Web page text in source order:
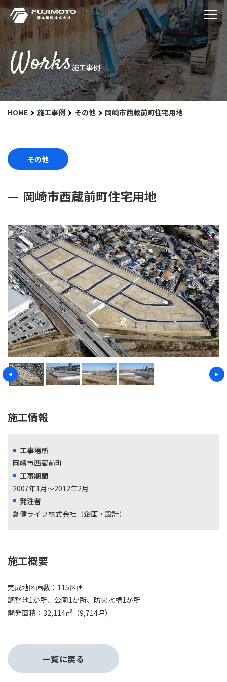
Works施工事例
HOME 施工事例 その他 岡崎市西蔵前町住宅用地
その他
岡崎市西蔵前町住宅用地
施工情報
工事場所
岡崎市西蔵前町
工事期間
2007年1月～2012年2月
発注者
創健ライフ株式会社（企画・設計）
施工概要
完成地区画数：115区画
調整池1か所、公園1か所、防火水槽1か所
開発面積：32,114㎡（9,714坪）
一覧に戻る